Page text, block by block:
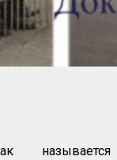
называется